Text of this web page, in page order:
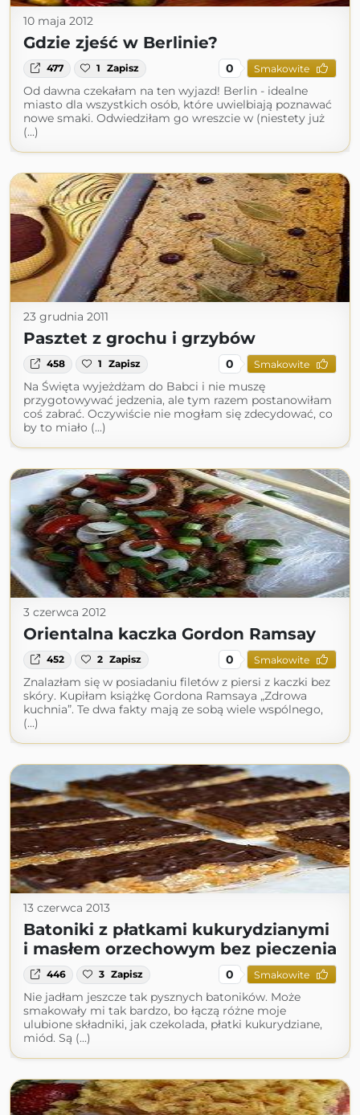
10 maja 2012
Gdzie zjeść w Berlinie?
477 1 Zapisz 0 Smakowite
Od dawna czekałam na ten wyjazd! Berlin - idealne
miasto dla wszystkich osób, które uwielbiają poznawać
nowe smaki. Odwiedziłam go wreszcie w (niestety już
(...)
23 grudnia 2011
Pasztet z grochu i grzybów
458 1 Zapisz 0 Smakowite
Na Święta wyjeżdżam do Babci i nie muszę
przygotowywać jedzenia, ale tym razem postanowiłam
coś zabrać. Oczywiście nie mogłam się zdecydować, co
by to miało (...)
3 czerwca 2012
Orientalna kaczka Gordon Ramsay
452 2 Zapisz 0 Smakowite
Znalazłam się w posiadaniu filetów z piersi z kaczki bez
skóry. Kupiłam książkę Gordona Ramsaya „Zdrowa
kuchnia”. Te dwa fakty mają ze sobą wiele wspólnego,
(...)
13 czerwca 2013
Batoniki z płatkami kukurydzianymi
i masłem orzechowym bez pieczenia
446 3 Zapisz 0 Smakowite
Nie jadłam jeszcze tak pysznych batoników. Może
smakowały mi tak bardzo, bo łączą różne moje
ulubione składniki, jak czekolada, płatki kukurydziane,
miód. Są (...)